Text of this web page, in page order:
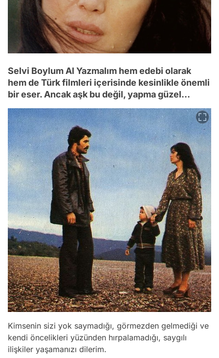
Selvi Boylum Al Yazmalım hem edebi olarak
hem de Türk filmleri içerisinde kesinlikle önemli
bir eser. Ancak aşk bu değil, yapma güzel...
Kimsenin sizi yok saymadığı, görmezden gelmediği ve
kendi öncelikleri yüzünden hırpalamadığı, saygılı
ilişkiler yaşamanızı dilerim.